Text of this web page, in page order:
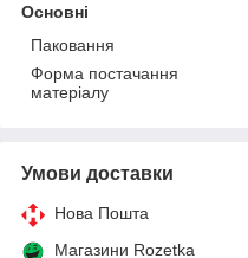
Основні
Паковання
Форма постачання
матеріалу
Умови доставки
Нова Пошта
Магазини Rozetka